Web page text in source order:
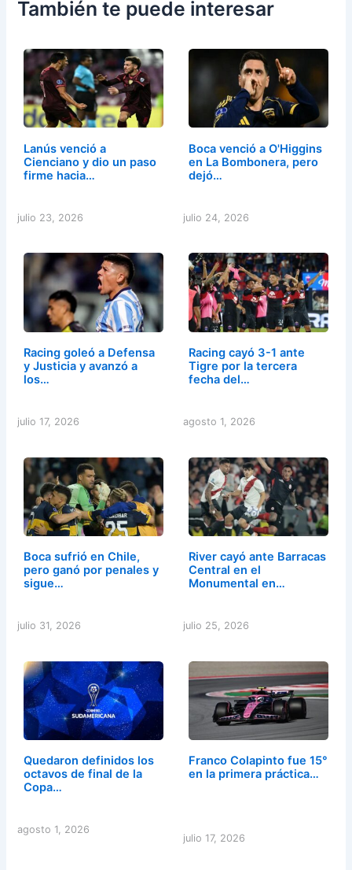
También te puede interesar
Lanús venció a
Cienciano y dio un paso
firme hacia…
julio 23, 2026
Boca venció a O'Higgins
en La Bombonera, pero
dejó…
julio 24, 2026
Racing goleó a Defensa
y Justicia y avanzó a
los…
julio 17, 2026
Racing cayó 3-1 ante
Tigre por la tercera
fecha del…
agosto 1, 2026
Boca sufrió en Chile,
pero ganó por penales y
sigue…
julio 31, 2026
River cayó ante Barracas
Central en el
Monumental en…
julio 25, 2026
Quedaron definidos los
octavos de final de la
Copa…
agosto 1, 2026
Franco Colapinto fue 15°
en la primera práctica…
julio 17, 2026